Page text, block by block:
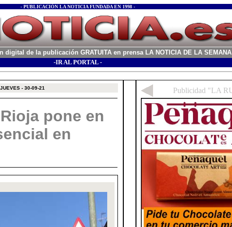
- PUBLICACIÓN LA NOTICIA FUNDADA EN 1998 -
digital de la publicación GRATUITA en prensa LA NOTICIA DE LA SEMANA
-IR AL PORTAL -
JUEVES - 30-09-21
pone en
en